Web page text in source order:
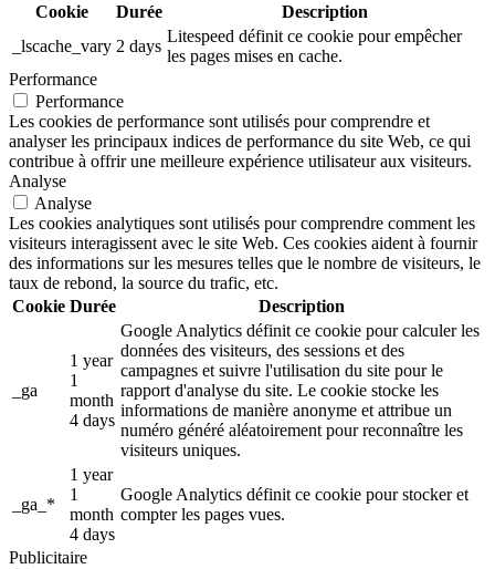
Cookie
Durée
Description
_lscache_vary 2 days
Litespeed définit ce cookie pour empêcher
les pages mises en cache.
Performance
Performance
Les cookies de performance sont utilisés pour comprendre et
analyser les principaux indices de performance du site Web, ce qui
contribue à offrir une meilleure expérience utilisateur aux visiteurs.
Analyse
Analyse
Les cookies analytiques sont utilisés pour comprendre comment les
visiteurs interagissent avec le site Web. Ces cookies aident à fournir
des informations sur les mesures telles que le nombre de visiteurs, le
taux de rebond, la source du trafic, etc.
Cookie Durée Description
_ga
1 year
1
month
4 days
Google Analytics définit ce cookie pour calculer les
données des visiteurs, des sessions et des
campagnes et suivre l'utilisation du site pour le
rapport d'analyse du site. Le cookie stocke les
informations de manière anonyme et attribue un
numéro généré aléatoirement pour reconnaître les
visiteurs uniques.
_ga_*
1 year
1
month
4 days
Google Analytics définit ce cookie pour stocker et
compter les pages vues.
Publicitaire